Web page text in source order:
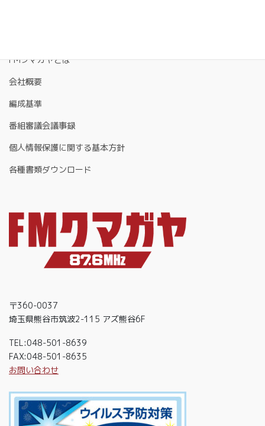
FMクマガヤとは
会社概要
編成基準
番組審議会議事録
個人情報保護に関する基本方針
各種書類ダウンロード
〒360-0037
埼玉県熊谷市筑波2-115 アズ熊谷6F
TEL:048-501-8639
FAX:048-501-8635
お問い合わせ